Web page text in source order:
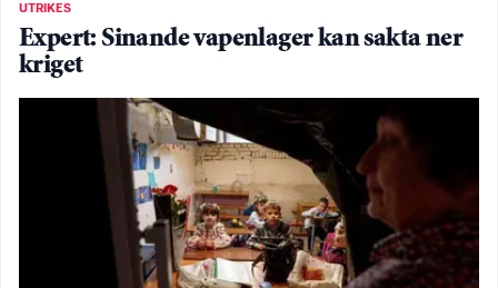
UTRIKES
Expert: Sinande vapenlager kan sakta ner
kriget